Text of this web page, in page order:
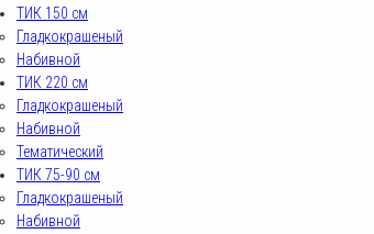
ТИК 150 см
Гладкокрашеный
Набивной
ТИК 220 см
Гладкокрашеный
Набивной
Тематический
ТИК 75-90 см
Гладкокрашеный
Набивной